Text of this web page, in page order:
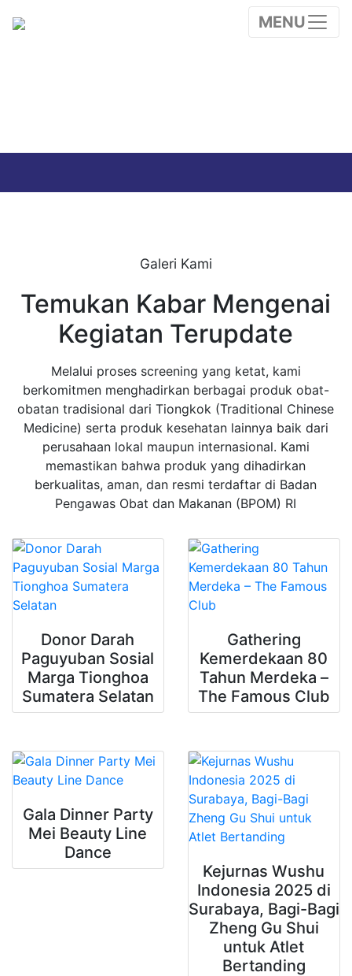
MENU
Galeri Kami
Temukan Kabar Mengenai
Kegiatan Terupdate
Melalui proses screening yang ketat, kami
berkomitmen menghadirkan berbagai produk obat-
obatan tradisional dari Tiongkok (Traditional Chinese
Medicine) serta produk kesehatan lainnya baik dari
perusahaan lokal maupun internasional. Kami
memastikan bahwa produk yang dihadirkan
berkualitas, aman, dan resmi terdaftar di Badan
Pengawas Obat dan Makanan (BPOM) RI
Donor Darah
Paguyuban Sosial
Marga Tionghoa
Sumatera Selatan
Gathering
Kemerdekaan 80
Tahun Merdeka –
The Famous Club
Gala Dinner Party
Mei Beauty Line
Dance
Kejurnas Wushu
Indonesia 2025 di
Surabaya, Bagi-Bagi
Zheng Gu Shui
untuk Atlet
Bertanding